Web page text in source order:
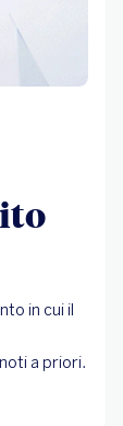
in cui il
a priori.